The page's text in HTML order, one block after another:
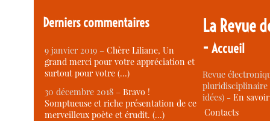
Derniers commentaires
9 janvier 2019 –Chère Liliane, Un
grand merci pour votre appréciation et
surtout pour votre (…)
30 décembre 2018 –Bravo !
Somptueuse et riche présentation de ce
merveilleux poète et érudit. (…)
La Revue
-Accueil
Revue
idées) -En
Contacts